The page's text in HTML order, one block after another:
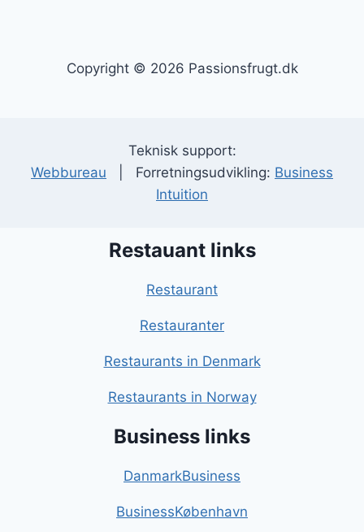
Copyright © 2026 Passionsfrugt.dk
Teknisk support:
Webbureau | Forretningsudvikling: Business
Intuition
Restauant links
Restaurant
Restauranter
Restaurants in Denmark
Restaurants in Norway
Business links
DanmarkBusiness
BusinessKøbenhavn